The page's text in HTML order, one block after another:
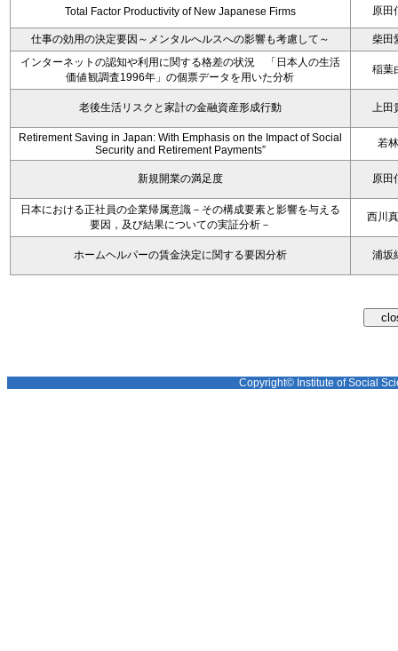
Total Factor Productivity of New Japanese Firms 原田
仕事の効用の決定要因～メンタルへルスへの影響も考慮して～
柴田
インターネットの認知や利用に関する格差の状況 「日本人の生活
価値観調査1996年」の個票データを用いた分析
稲葉
老後生活リスクと家計の金融資産形成行動 上田
Retirement Saving in Japan: With Emphasis on the Impact of Social
Security and Retirement Payments”
若
新規開業の満足度 原田
日本における正社員の企業帰属意識－その構成要素と影響を与える
要因，及び結果についての実証分析－
西川
ホームヘルパーの賃金決定に関する要因分析 浦坂
Copyright© Institute of Social